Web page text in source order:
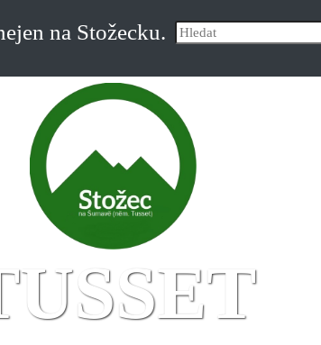
na Stožecku.